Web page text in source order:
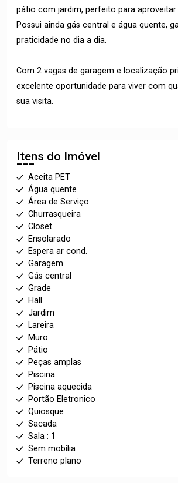
pátio com jardim, perfeito para
Possui ainda gás central e água quente,
praticidade no dia a dia.
Com 2 vagas de garagem e localização
excelente oportunidade para viver com
sua visita.
Itens do Imóvel
Aceita PET
Água quente
Área de Serviço
Churrasqueira
Closet
Ensolarado
Espera ar cond.
Garagem
Gás central
Grade
Hall
Jardim
Lareira
Muro
Pátio
Peças amplas
Piscina
Piscina aquecida
Portão Eletronico
Quiosque
Sacada
Sala : 1
Sem mobília
Terreno plano